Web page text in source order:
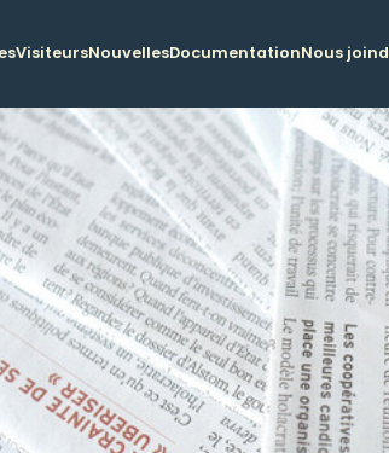
VisiteursNouvellesDocumentationNous